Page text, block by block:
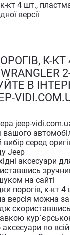
кт 4 шт.,
версії
К-КТ
В
jeep-
вашого
вибір серед
Jeep
аксесуари
на сайті
порогів, к-кт 4
версія можна
по всій